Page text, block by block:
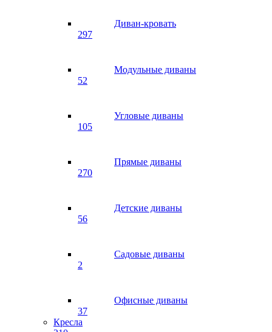
Диван-кровать
297
Модульные диваны
52
Угловые диваны
105
Прямые диваны
270
Детские диваны
56
Садовые диваны
2
Офисные диваны
37
Кресла